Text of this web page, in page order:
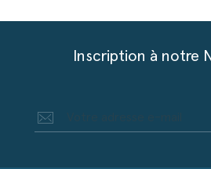
Inscription à notre